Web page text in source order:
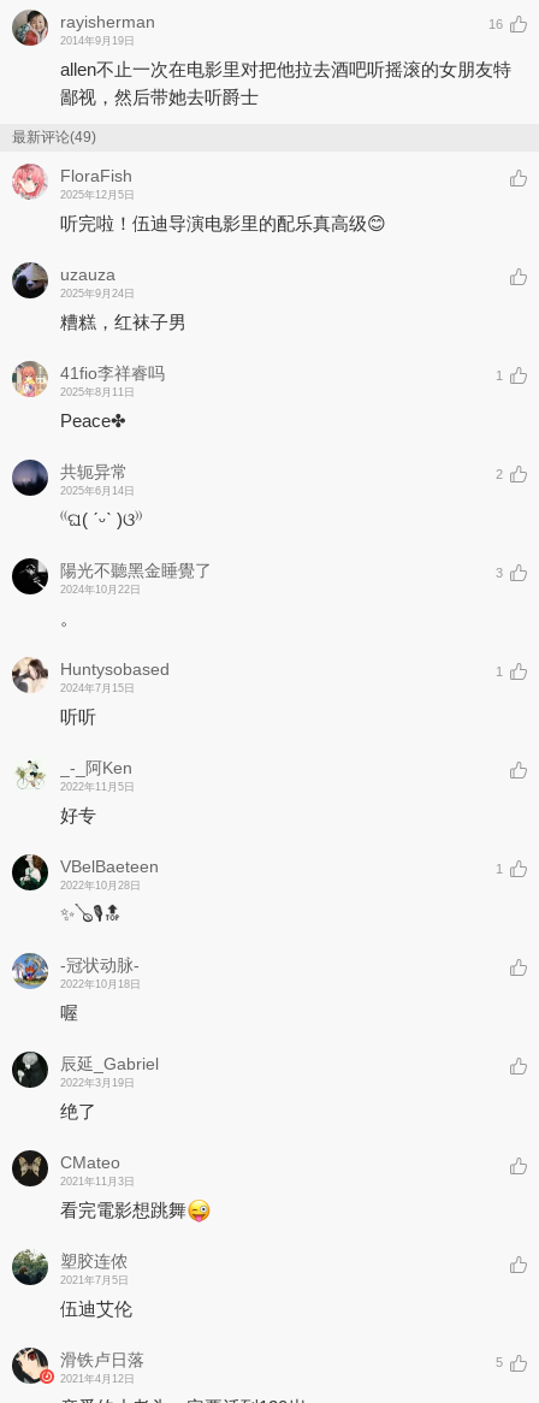
rayisherman
2014年9月19日
16
allen不止一次在电影里对把他拉去酒吧听摇滚的女朋友特
鄙视，然后带她去听爵士
最新评论(49)
FloraFish
2025年12月5日
听完啦！伍迪导演电影里的配乐真高级😊
uzauza
2025年9月24日
糟糕，红袜子男
41fio李祥睿吗
2025年8月11日
1
Peace✤
共轭异常
2025年6月14日
2
⁽⁠⁽⁠ଘ⁠(⁠ ⁠ˊ⁠ᵕ⁠ˋ⁠ ⁠)⁠ଓ⁠⁾⁠⁾
陽光不聽黑金睡覺了
2024年10月22日
3
。
Huntysobased
2024年7月15日
1
听听
_-_阿Ken
2022年11月5日
好专
VBelBaeteen
2022年10月28日
1
✨🪕🎙🔝
-冠状动脉-
2022年10月18日
喔
辰延_Gabriel
2022年3月19日
绝了
CMateo
2021年11月3日
看完電影想跳舞
塑胶连侬
2021年7月5日
伍迪艾伦
滑铁卢日落
2021年4月12日
5